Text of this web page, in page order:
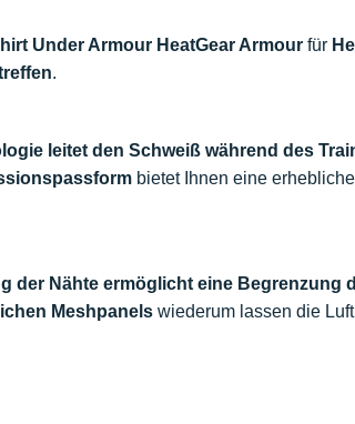
Under Armour HeatGear Armour für
.
leitet den Schweiß während des
bietet Ihnen eine erhebliche
der Nähte ermöglicht eine Begrenzung
Meshpanels wiederum lassen die